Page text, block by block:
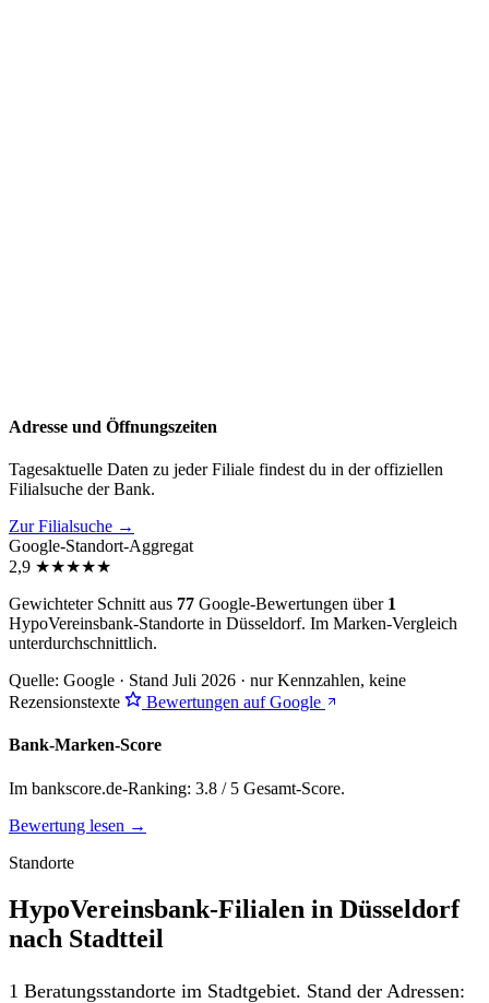
Adresse und Öffnungszeiten
Tagesaktuelle Daten zu jeder Filiale findest du in der offiziellen
Filialsuche der Bank.
Zur Filialsuche →
Google-Standort-Aggregat
2,9 ★★★★★
Gewichteter Schnitt aus 77 Google-Bewertungen über 1
HypoVereinsbank-Standorte in Düsseldorf. Im Marken-Vergleich
unterdurchschnittlich.
Quelle: Google · Stand Juli 2026 · nur Kennzahlen, keine
Rezensionstexte
Bewertungen auf Google
Bank-Marken-Score
Im bankscore.de-Ranking: 3.8 / 5 Gesamt-Score.
Bewertung lesen →
Standorte
HypoVereinsbank-Filialen in Düsseldorf
nach Stadtteil
1 Beratungsstandorte im Stadtgebiet. Stand der Adressen: